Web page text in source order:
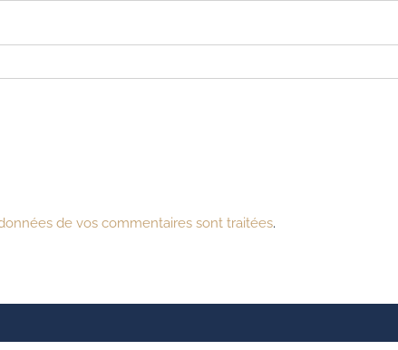
de vos commentaires sont traitées.